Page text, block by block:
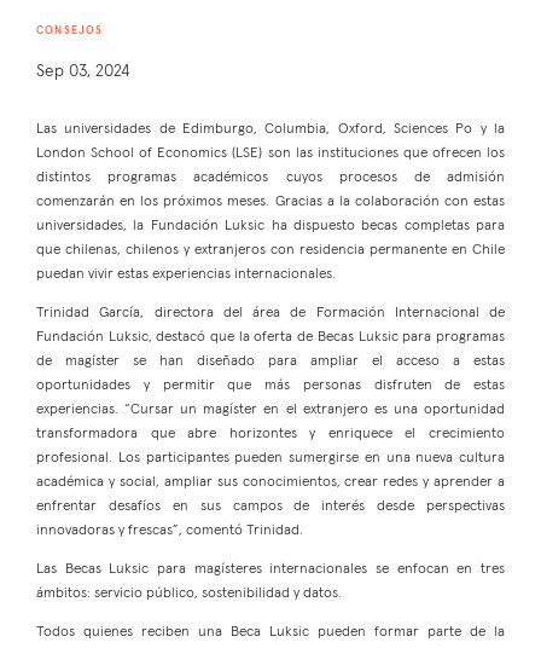
CONSEJOS
Sep 03, 2024
Las universidades de Edimburgo, Columbia, Oxford, Sciences Po y la
London School of Economics (LSE) son las instituciones que ofrecen los
distintos programas académicos cuyos procesos de admisión
comenzarán en los próximos meses. Gracias a la colaboración con estas
universidades, la Fundación Luksic ha dispuesto becas completas para
que chilenas, chilenos y extranjeros con residencia permanente en Chile
puedan vivir estas experiencias internacionales.
Trinidad García, directora del área de Formación Internacional de
Fundación Luksic, destacó que la oferta de Becas Luksic para programas
de magíster se han diseñado para ampliar el acceso a estas
oportunidades y permitir que más personas disfruten de estas
experiencias. “Cursar un magíster en el extranjero es una oportunidad
transformadora que abre horizontes y enriquece el crecimiento
profesional. Los participantes pueden sumergirse en una nueva cultura
académica y social, ampliar sus conocimientos, crear redes y aprender a
enfrentar desafíos en sus campos de interés desde perspectivas
innovadoras y frescas”, comentó Trinidad.
Las Becas Luksic para magísteres internacionales se enfocan en tres
ámbitos: servicio público, sostenibilidad y datos.
Todos quienes reciben una Beca Luksic pueden formar parte de la